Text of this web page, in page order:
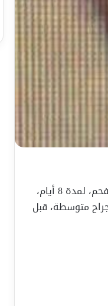
مدّدت محكمة الصلح في الخضيرة بعد ظهر اليوم إعتقال الشاب أمجد ابو ردن اغبارية (28 عامًا) من أم الفحم، لمدة 8 أيام،
متوسطة، قبل